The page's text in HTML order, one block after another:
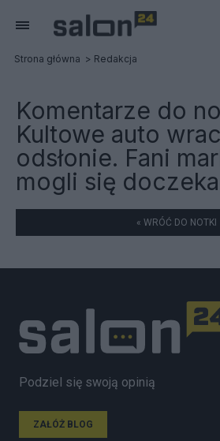
Strona główna Redakcja
Komentarze do
Kultowe auto
odsłonie. Fani
mogli się
« WRÓĆ DO NOTKI
Podziel się swoją opinią
ZAŁÓŻ BLOG